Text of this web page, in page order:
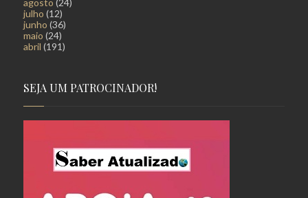
agosto (24)
julho (12)
junho (36)
maio (24)
abril (191)
SEJA UM PATROCINADOR!